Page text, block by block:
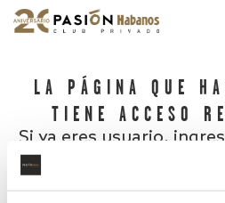
LA PÁGINA QUE
TIENE ACCESO
Si ya eres usuario,